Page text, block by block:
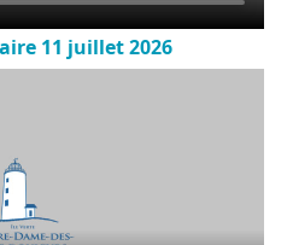
11 juillet 2026